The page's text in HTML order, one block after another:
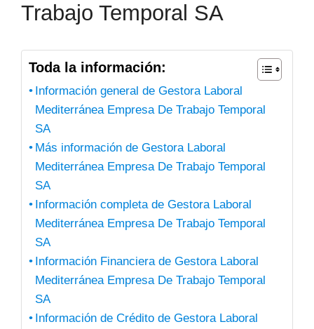
Trabajo Temporal SA
Toda la información:
Información general de Gestora Laboral
Mediterránea Empresa De Trabajo Temporal
SA
Más información de Gestora Laboral
Mediterránea Empresa De Trabajo Temporal
SA
Información completa de Gestora Laboral
Mediterránea Empresa De Trabajo Temporal
SA
Información Financiera de Gestora Laboral
Mediterránea Empresa De Trabajo Temporal
SA
Información de Crédito de Gestora Laboral